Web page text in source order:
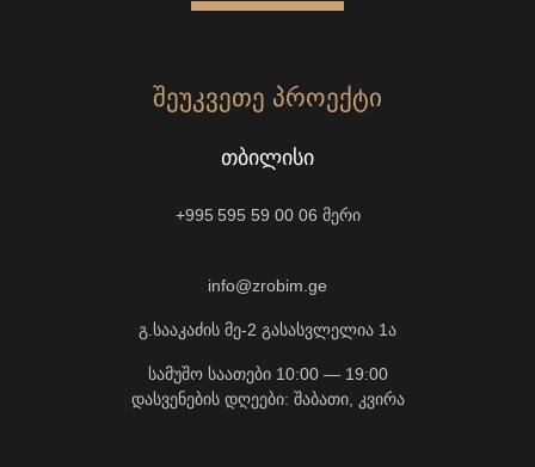
ᲨᲔᲣᲙᲕᲔᲗᲔ ᲞᲠᲝᲔᲥᲢᲘ
ᲗᲑᲘᲚᲘᲡᲘ
+995 595 59 00 06 მერი
info@zrobim.ge
გ.სააკაძის მე-2 გასასვლელია 1ა
სამუშო საათები 10:00 — 19:00
დასვენების დღეები: შაბათი, კვირა